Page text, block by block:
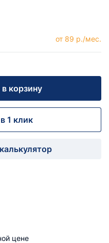
от 89 р./мес.
корзину
1 клик
цене